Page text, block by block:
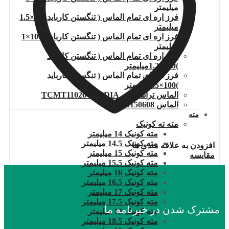
میلیمتر
فرز اره ای تمام الماس ( تنگستن کارباید )80×1.5
میلیمتر
فرز اره ای تمام الماس ( تنگستن کارباید )100×1
میلیمتر
فرز اره ای تمام الماس ( تنگستن کارباید
)100×1.2میلیمتر
فرز اره ای تمام الماس ( تنگستن کارباید
)100×1.5میلیمتر
الماس تراشکاری TCMT110204.WIDIA
الماس DNMG150608
مته
مته ته کونیک
مته کونیک 14 میلیمتر
مته کونیک 14.5 میلیمتر
مته کونیک 15 میلیمتر
مته کونیک 15.5 میلیمتر
مته کونیک 16 میلیمتر
مته کونیک 16.5 میلیمتر
مته کونیک 17 میلیمتر
مته کونیک 17.5 میلیمتر
مته کونیک 18 میلیمتر
مته کونیک 18.5 میلیمتر
افزودن به علاقه مندی ها
مقایسه
مشترک شدن در خبرنامه ما